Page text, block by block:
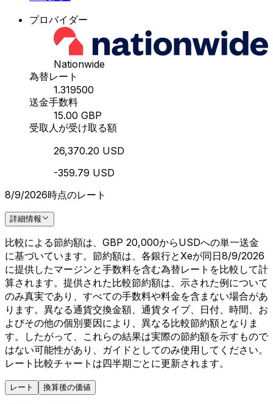
プロバイダー
Nationwide
為替レート
1.319500
送金手数料
15.00 GBP
受取人が受け取る額
26,370.20 USD
-359.79 USD
8/9/2026時点のレート
詳細情報
比較による節約額は、GBP 20,000からUSDへの単一送金
に基づいています。節約額は、各銀行とXeが同日8/9/2026
に提供したマージンと手数料を含む為替レートを比較して計
算されます。提供された比較節約額は、示された例について
のみ真実であり、すべての手数料や料金を含まない場合があ
ります。異なる通貨交換金額、通貨タイプ、日付、時間、お
よびその他の個別要因により、異なる比較節約額となりま
す。したがって、これらの結果は実際の節約額を示すもので
はない可能性があり、ガイドとしてのみ使用してください。
レート比較チャートは四半期ごとに更新されます。
レート 換算後の価値